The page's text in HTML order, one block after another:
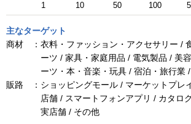
1 10 50 100
主なターゲット
商材 ： 衣料・ファッション・アクセサリー /
ーツ / 家具・家庭用品 / 電気製品 / 美
ーツ・本・音楽・玩具 / 宿泊・旅行業
販路 ： ショッピングモール / マーケットプレ
店舗 / スマートフォンアプリ / カタロ
実店舗 / その他